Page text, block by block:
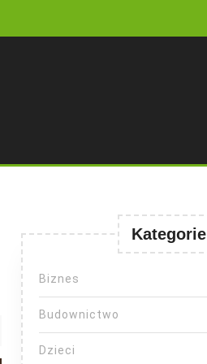
Kategorie
Biznes
Budownictwo
Dzieci